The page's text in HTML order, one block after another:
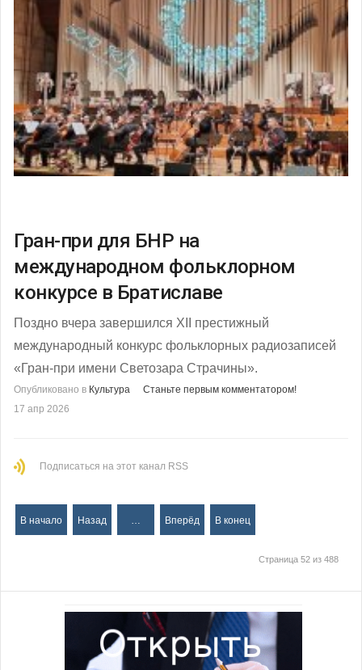
Гран-при для БНР на
международном фольклорном
конкурсе в Братиславе
Поздно вчера завершился ХІІ престижный
международный конкурс фольклорных радиозаписей
«Гран-при имени Светозара Страчины».
Опубликовано в Культура
Станьте первым комментатором!
17 апр 2026
Подписаться на этот канал RSS
В начало Назад … Вперёд В конец
Страница 52 из 488